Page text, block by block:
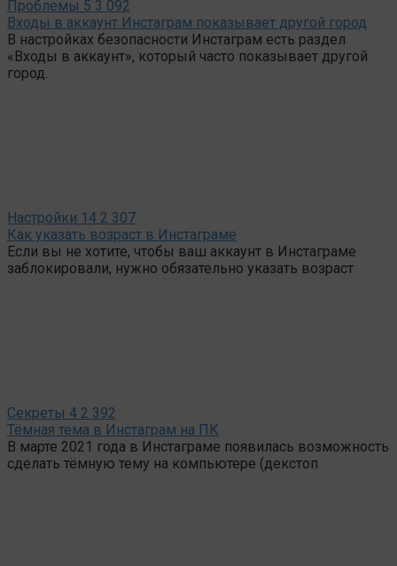
Проблемы 5 3 092
Входы в аккаунт Инстаграм показывает другой город
В настройках безопасности Инстаграм есть раздел
«Входы в аккаунт», который часто показывает другой
город.
Настройки 14 2 307
Как указать возраст в Инстаграме
Если вы не хотите, чтобы ваш аккаунт в Инстаграме
заблокировали, нужно обязательно указать возраст
Секреты 4 2 392
Тёмная тема в Инстаграм на ПК
В марте 2021 года в Инстаграме появилась возможность
сделать тёмную тему на компьютере (декстоп